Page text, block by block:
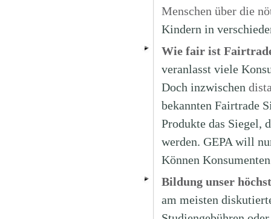
Menschen über die
Kindern in
Wie fair ist
veranlasst viele
Doch inzwischen
bekannten Fairtrade
Produkte das Siegel,
werden. GEPA will
Können
Bildung unser
am meisten